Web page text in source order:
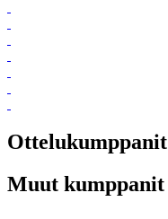
Ottelukumppanit
Muut kumppanit